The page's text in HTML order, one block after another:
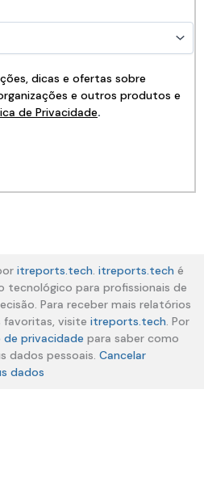
dicas e ofertas sobre
e outros produtos e
de Privacidade.
itreports.tech. itreports.tech é
para profissionais de
Para receber mais relatórios
favoritas, visite itreports.tech. Por
de privacidade para saber como
dados pessoais. Cancelar
dados